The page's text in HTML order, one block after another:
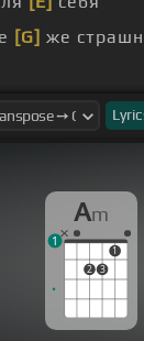
[G] же
Am
2 3
1
1